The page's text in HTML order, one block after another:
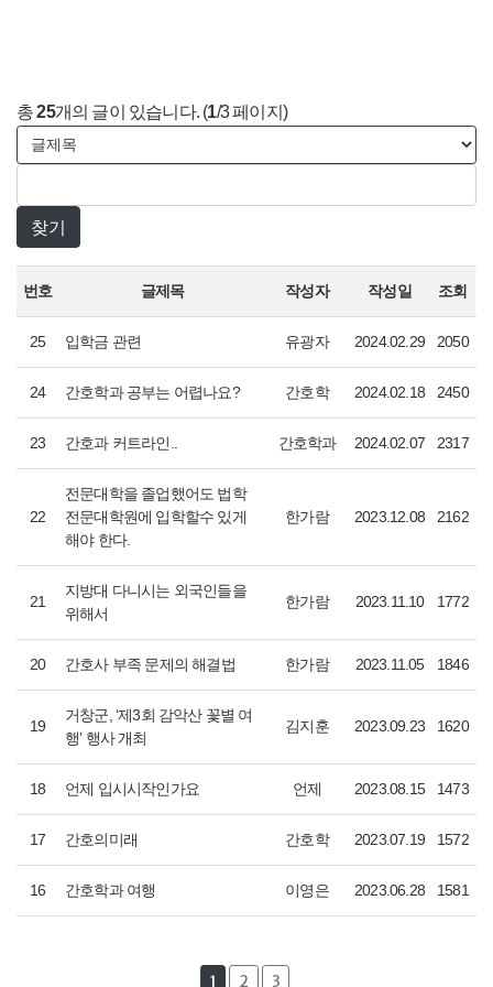
총25개의 글이 있습니다. (1/3 페이지)
번호 글제목 작성자 작성일 조회
25 입학금 관련 유광자 2024.02.29 2050
24 간호학과 공부는 어렵나요? 간호학 2024.02.18 2450
23 간호과 커트라인.. 간호학과 2024.02.07 2317
22
전문대학을 졸업했어도 법학
전문대학원에 입학할수 있게
해야 한다.
한가람 2023.12.08 2162
21
지방대 다니시는 외국인들을
위해서
한가람 2023.11.10 1772
20 간호사 부족 문제의 해결법 한가람 2023.11.05 1846
19
거창군, ‘제3회 감악산 꽃별 여
행’ 행사 개최
김지훈 2023.09.23 1620
18 언제 입시시작인가요 언제 2023.08.15 1473
17 간호의미래 간호학 2023.07.19 1572
16 간호학과 여행 이영은 2023.06.28 1581
1 2 3